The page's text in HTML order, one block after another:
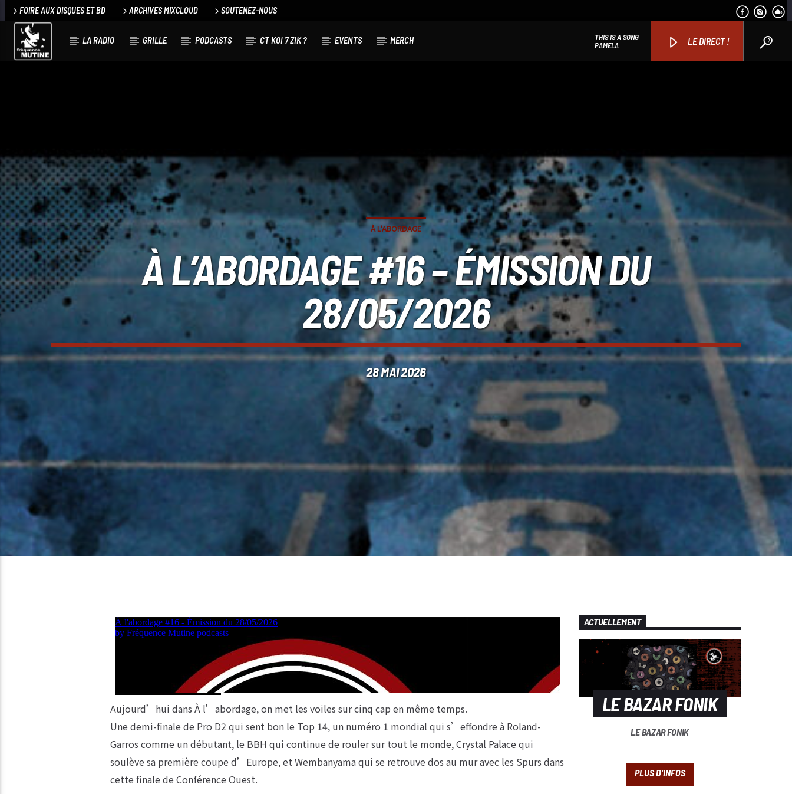
FOIRE AUX DISQUES ET BD ARCHIVES MIXCLOUD SOUTENEZ-NOUS
LA RADIO GRILLE PODCASTS CT KOI 7 ZIK ? EVENTS MERCH LE DIRECT !
THIS IS A SONG
PAMELA
À L'ABORDAGE
À L’ABORDAGE #16 – ÉMISSION DU
28/05/2026
28 MAI 2026
Aujourd’hui dans À l’abordage, on met les voiles sur cinq cap en même temps.
Une demi-finale de Pro D2 qui sent bon le Top 14, un numéro 1 mondial qui s’effondre à Roland-
Garros comme un débutant, le BBH qui continue de rouler sur tout le monde, Crystal Palace qui
soulève sa première coupe d’Europe, et Wembanyama qui se retrouve dos au mur avec les Spurs dans
cette finale de Conférence Ouest.
ACTUELLEMENT
LE BAZAR FONIK
LE BAZAR FONIK